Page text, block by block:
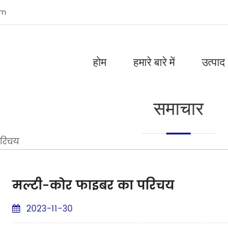
होम हमारे बारे में उत्पाद
समाचार
मल्टी-कोर फाइबर का परिचय
2023-11-30